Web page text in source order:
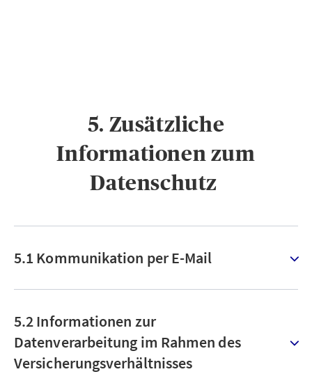
5. Zusätzliche
Informationen zum
Datenschutz ​
5.1 Kommunikation per E-Mail
5.2 Informationen zur
Datenverarbeitung im Rahmen des
Versicherungsverhältnisses